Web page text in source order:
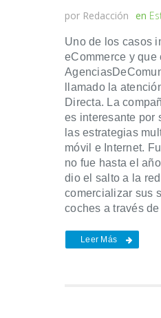
por Redacción en
Uno de los casos
eCommerce y que
llamado la
Directa. La
es interesante por
las estrategias
móvil e Internet.
no fue hasta el
dio el salto a la
comercializar sus
coches a través de
Leer Más